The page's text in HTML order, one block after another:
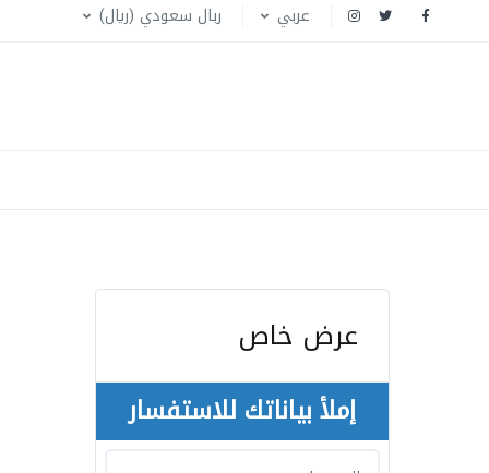
عربي ربال سعودي (ريال)
عرض خاص
إملأ بياناتك للاستفسار